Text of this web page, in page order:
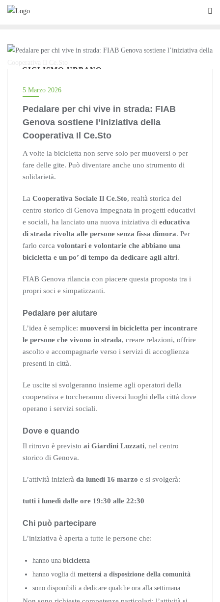
Skip
CICLISMO URBANO
5 Marzo 2026
Pedalare per chi vive in strada: FIAB
Genova sostiene l’iniziativa della
Cooperativa Il Ce.Sto
A volte la bicicletta non serve solo per muoversi o per
fare delle gite. Può diventare anche uno strumento di
solidarietà.
La Cooperativa Sociale Il Ce.Sto, realtà storica del
centro storico di Genova impegnata in progetti educativi
e sociali, ha lanciato una nuova iniziativa di educativa
di strada rivolta alle persone senza fissa dimora. Per
farlo cerca volontari e volontarie che abbiano una
bicicletta e un po’ di tempo da dedicare agli altri.
FIAB Genova rilancia con piacere questa proposta tra i
propri soci e simpatizzanti.
Pedalare per aiutare
L’idea è semplice: muoversi in bicicletta per incontrare
le persone che vivono in strada, creare relazioni, offrire
ascolto e accompagnarle verso i servizi di accoglienza
presenti in città.
Le uscite si svolgeranno insieme agli operatori della
cooperativa e toccheranno diversi luoghi della città dove
operano i servizi sociali.
Dove e quando
Il ritrovo è previsto ai Giardini Luzzati, nel centro
storico di Genova.
L’attività inizierà da lunedì 16 marzo e si svolgerà:
tutti i lunedì dalle ore 19:30 alle 22:30
Chi può partecipare
L’iniziativa è aperta a tutte le persone che:
hanno una bicicletta
hanno voglia di mettersi a disposizione della comunità
sono disponibili a dedicare qualche ora alla settimana